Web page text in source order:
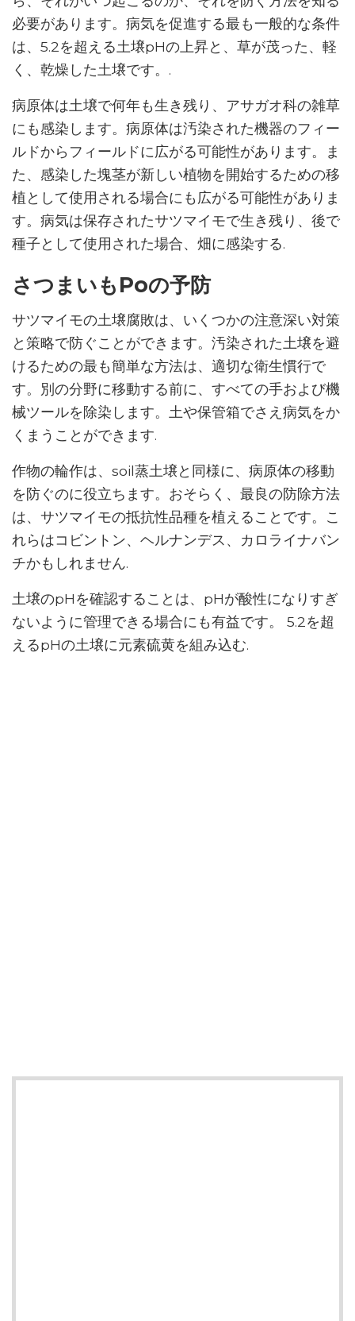
必要があります。病気を促進する最も一般的な条件
は、5.2を超える土壌pHの上昇と、草が茂った、軽
く、乾燥した土壌です。.
病原体は土壌で何年も生き残り、アサガオ科の雑草
にも感染します。病原体は汚染された機器のフィー
ルドからフィールドに広がる可能性があります。ま
た、感染した塊茎が新しい植物を開始するための移
植として使用される場合にも広がる可能性がありま
す。病気は保存されたサツマイモで生き残り、後で
種子として使用された場合、畑に感染する.
さつまいもPoの予防
サツマイモの土壌腐敗は、いくつかの注意深い対策
と策略で防ぐことができます。汚染された土壌を避
けるための最も簡単な方法は、適切な衛生慣行で
す。別の分野に移動する前に、すべての手および機
械ツールを除染します。土や保管箱でさえ病気をか
くまうことができます.
作物の輪作は、soil蒸土壌と同様に、病原体の移動
を防ぐのに役立ちます。おそらく、最良の防除方法
は、サツマイモの抵抗性品種を植えることです。こ
れらはコビントン、ヘルナンデス、カロライナバン
チかもしれません.
土壌のpHを確認することは、pHが酸性になりすぎ
ないように管理できる場合にも有益です。 5.2を超
えるpHの土壌に元素硫黄を組み込む.